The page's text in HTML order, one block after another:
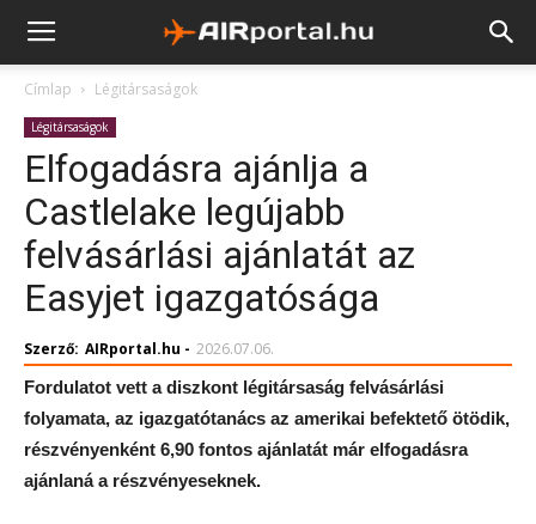
Címlap Légitársaságok
Légitársaságok
Elfogadásra ajánlja a
Castlelake legújabb
felvásárlási ajánlatát az
Easyjet igazgatósága
Szerző: AIRportal.hu - 2026.07.06.
Fordulatot vett a diszkont légitársaság felvásárlási
folyamata, az igazgatótanács az amerikai befektető ötödik,
részvényenként 6,90 fontos ajánlatát már elfogadásra
ajánlaná a részvényeseknek.